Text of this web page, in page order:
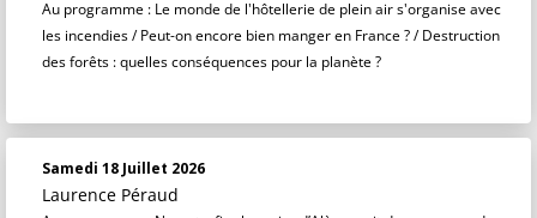
Au programme : Le monde de l'hôtellerie de plein air s'organise avec
les incendies / Peut-on encore bien manger en France ? / Destruction
des forêts : quelles conséquences pour la planète ?
Samedi 18 Juillet 2026
Laurence Péraud